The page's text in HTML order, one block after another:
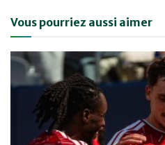
Vous pourriez aussi aimer